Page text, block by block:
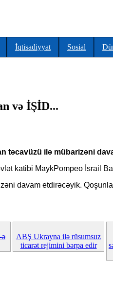
İqtisadiyyat Sosial
və İŞİD...
təcavüzü ilə mübarizəni
katibi MaykPompeo İsrail
davam etdirəcəyik.
ABŞ Ukrayna ilə rüsumsuz
ticarət rejimini bərpa edir